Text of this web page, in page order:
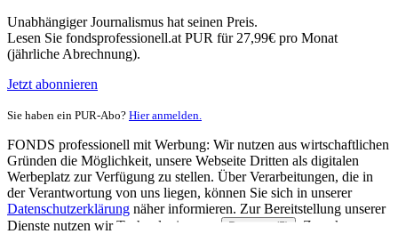
Unabhängiger Journalismus hat seinen Preis.
Lesen Sie fondsprofessionell.at PUR für 27,99€ pro Monat
(jährliche Abrechnung).
Jetzt abonnieren
Sie haben ein PUR-Abo? Hier anmelden.
FONDS professionell mit Werbung: Wir nutzen aus wirtschaftlichen
Gründen die Möglichkeit, unsere Webseite Dritten als digitalen
Werbeplatz zur Verfügung zu stellen. Über Verarbeitungen, die in
der Verantwortung von uns liegen, können Sie sich in unserer
Datenschutzerklärung näher informieren. Zur Bereitstellung unserer
Dienste nutzen wir Technologien von
Partnern (5)
. Zwecke: